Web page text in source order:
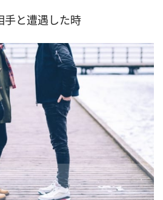
手と遭遇した時